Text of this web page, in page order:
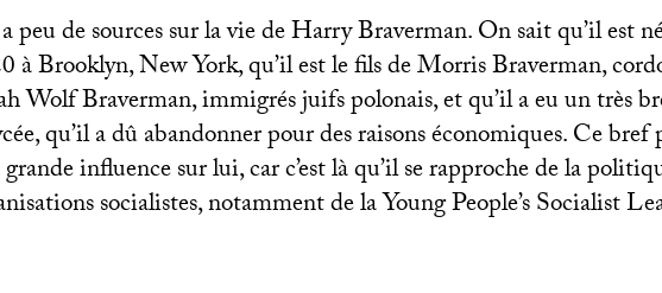
peu de sources sur la vie de Harry Braverman. On sait qu’il est
à Brooklyn, New York, qu’il est le fils de Morris Braverman,
Wolf Braverman, immigrés juifs polonais, et qu’il a eu un très
qu’il a dû abandonner pour des raisons économiques. Ce bref
influence sur lui, car c’est là qu’il se rapproche de la
socialistes, notamment de la Young People’s Socialist